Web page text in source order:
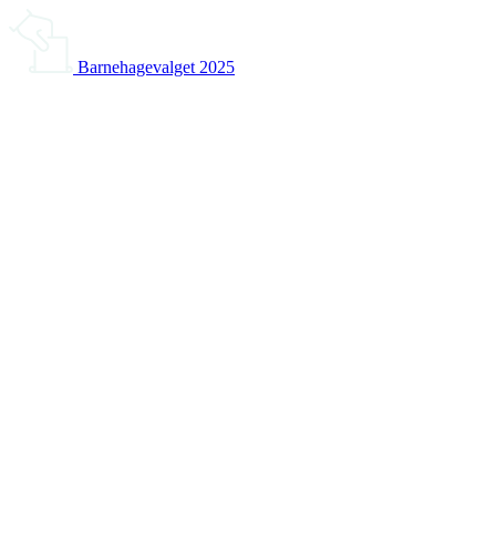
Barnehagevalget 2025